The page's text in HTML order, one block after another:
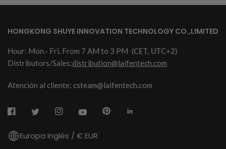
HONGKONG SHUYE INNOVATION TECHNOLOGY CO.,LIMITED
Hour: Mon.- Fri. From 7 AM to 3 PM (CET, UTC+2)
Distributors/Sales:distribution@laifentech.com
Atención al cliente: csteam@laifentech.com
Europa Inglés / € EUR